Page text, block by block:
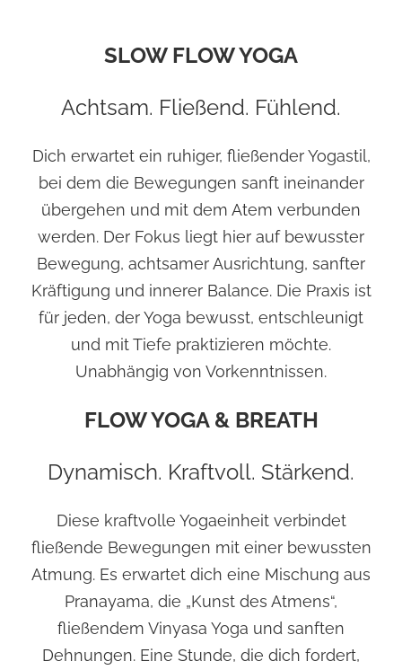
SLOW FLOW YOGA
Achtsam. Fließend. Fühlend.
Dich erwartet ein ruhiger, fließender Yogastil,
bei dem die Bewegungen sanft ineinander
übergehen und mit dem Atem verbunden
werden. Der Fokus liegt hier auf bewusster
Bewegung, achtsamer Ausrichtung, sanfter
Kräftigung und innerer Balance. Die Praxis ist
für jeden, der Yoga bewusst, entschleunigt
und mit Tiefe praktizieren möchte.
Unabhängig von Vorkenntnissen.
FLOW YOGA & BREATH
Dynamisch. Kraftvoll. Stärkend.
Diese kraftvolle Yogaeinheit verbindet
fließende Bewegungen mit einer bewussten
Atmung. Es erwartet dich eine Mischung aus
Pranayama, die „Kunst des Atmens“,
fließendem Vinyasa Yoga und sanften
Dehnungen. Eine Stunde, die dich fordert,